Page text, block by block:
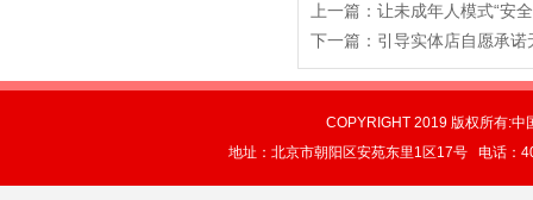
上一篇： 让未成年人模式“安
下一篇： 引导实体店自愿承诺
COPYRIGHT 2019 版权所有:
地址：北京市朝阳区安苑东里1区17号 电话